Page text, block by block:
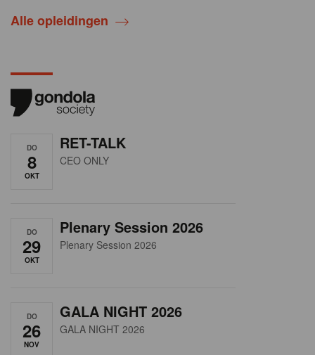
Alle opleidingen
DO
8
OKT
RET-TALK
CEO ONLY
DO
29
OKT
Plenary Session 2026
Plenary Session 2026
DO
26
NOV
GALA NIGHT 2026
GALA NIGHT 2026